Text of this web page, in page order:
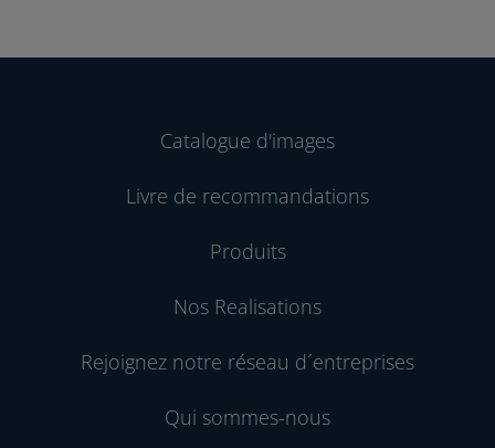
Catalogue d'images
Livre de recommandations
Produits
Nos Realisations
Rejoignez notre réseau d´entreprises
Qui sommes-nous